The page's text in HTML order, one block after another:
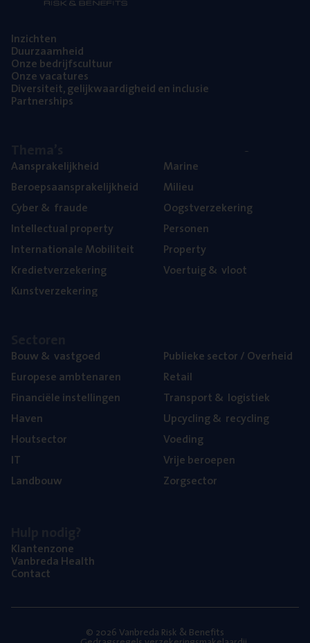
Inzich­ten
Duur­zaam­heid
Onze bedrijfs­cul­tuur
Onze vaca­tu­res
Diver­si­teit, gelijk­waar­dig­heid en inclusie
Part­ner­ships
Aan­spra­ke­lijk­heid
Beroeps­aan­spra­ke­lijk­heid
Cyber& fraude
Intel­lec­tu­al property
Inter­na­ti­o­na­le Mobiliteit
Kre­diet­ver­ze­ke­ring
Kunst­ver­ze­ke­ring
Mari­ne
Mili­eu
Oogst­ver­ze­ke­ring
Per­so­nen
Pro­per­ty
Voer­tuig& vloot
Bouw& vastgoed
Euro­pe­se ambtenaren
Finan­ci­ë­le instellingen
Haven
Hout­sec­tor
IT
Land­bouw
Publie­ke sec­tor / Overheid
Retail
Trans­port& logistiek
Upcy­cling& recycling
Voe­ding
Vrije beroe­pen
Zorg­sec­tor
Klan­ten­zo­ne
Van­b­re­da Health
Con­tact
© 2026 Vanbreda Risk & Benefits